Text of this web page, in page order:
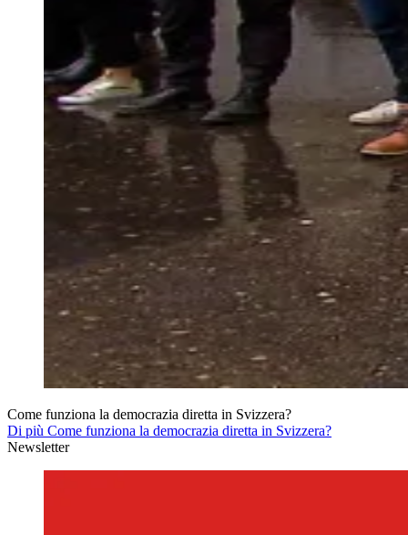
Come funziona la democrazia diretta in Svizzera?
Di più Come funziona la democrazia diretta in Svizzera?
Newsletter